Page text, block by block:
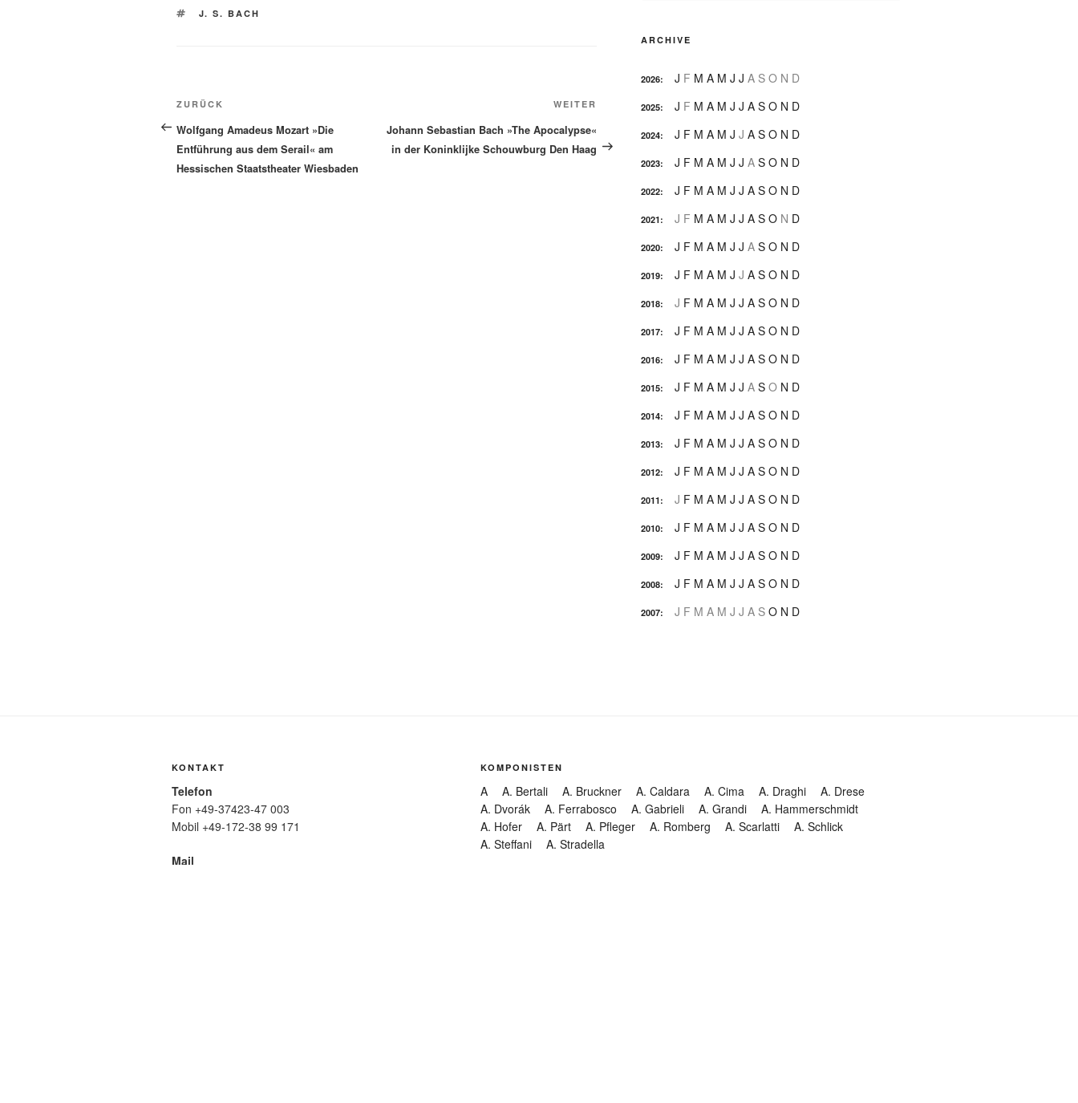
SCHLAGWÖRTER
J. S. BACH
Beitragsnavigation
Vorheriger
Beitrag
ZURÜCK
Wolfgang Amadeus Mozart »Die
Entführung aus dem Serail« am
Hessischen Staatstheater Wiesbaden
Nächster
WEITER
Johann Sebastian Bach »The Apocalypse«
in der Koninklijke Schouwburg Den Haag
ARCHIVE
2026: J F M A M J J A S O N D
2025: J F M A M J J A S O N D
2024: J F M A M J J A S O N D
2023: J F M A M J J A S O N D
2022: J F M A M J J A S O N D
2021: J F M A M J J A S O N D
2020: J F M A M J J A S O N D
2019: J F M A M J J A S O N D
2018: J F M A M J J A S O N D
2017: J F M A M J J A S O N D
2016: J F M A M J J A S O N D
2015: J F M A M J J A S O N D
2014: J F M A M J J A S O N D
2013: J F M A M J J A S O N D
2012: J F M A M J J A S O N D
2011: J F M A M J J A S O N D
2010: J F M A M J J A S O N D
2009: J F M A M J J A S O N D
2008: J F M A M J J A S O N D
2007: J F M A M J J A S O N D
KONTAKT
Telefon
Fon +49-37423-47 003
Mobil +49-172-38 99 171
Mail
KOMPONISTEN
A A. Bertali A. Bruckner A. Caldara A. Cima A. Draghi
A. Drese
A. Dvorák
A. Ferrabosco A. Gabrieli A. Grandi
A. Hammerschmidt
A. Hofer
A. Pärt A. Pfleger A. Romberg A. Scarlatti
A. Schlick
A. Steffani
A. Stradella